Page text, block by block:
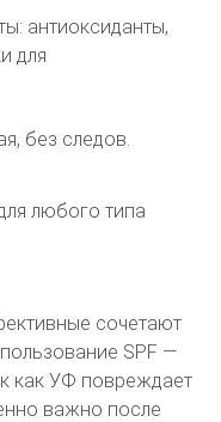
антиоксиданты,
для
без следов.
любого типа
сочетают
SPF —
как УФ повреждает
важно после